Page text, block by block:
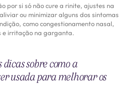
por si só não cure a rinite, ajustes na
ou minimizar alguns dos sintomas
como congestionamento nasal,
e irritação na garganta.
sobre como a
usada para melhorar os